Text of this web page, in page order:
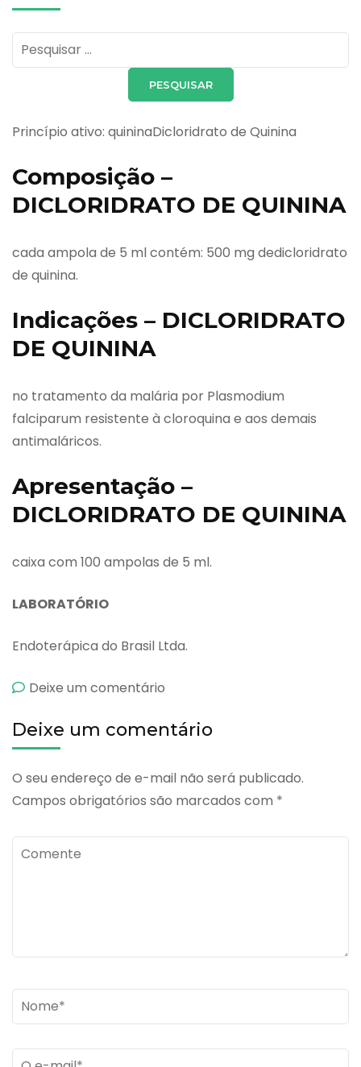
Pesquisar
por:
Princípio ativo: quininaDicloridrato de Quinina
Composição –
DICLORIDRATO DE QUININA
cada ampola de 5 ml contém: 500 mg dedicloridrato
de quinina.
Indicações – DICLORIDRATO
DE QUININA
no tratamento da malária por Plasmodium
falciparum resistente à cloroquina e aos demais
antimaláricos.
Apresentação –
DICLORIDRATO DE QUININA
caixa com 100 ampolas de 5 ml.
LABORATÓRIO
Endoterápica do Brasil Ltda.
Deixe um comentário
Quinina
Deixe um comentário
O seu endereço de e-mail não será publicado.
Campos obrigatórios são marcados com *
Comente
Name*
Email *